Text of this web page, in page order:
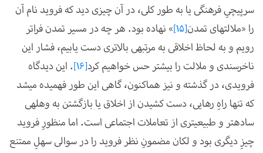
سرپیچیِ فرهنگی یا به طور کلی، در آن چیزی دید که فروید نام آن
را «ملالت­های تمدن[15]» نهاده بود. هر چه در مسیر تمدن فراتر
رویم و به لحاظ اخلاقی به مرتبه­ی بالاتری دست یابیم، فشار این
ناخرسندی و ملالت را بیش­تر حس خواهیم کرد[16]. این دیدگاه
فرویدی، در گذشته و نیز هم­اکنون، گاهی این طور فهمیده می­شد
که تنها راهِ رهایی، دست کشیدن از اخلاق یا بازگشتن به وهله­ی
ساده­تر و طبیعی­تری از تعاملات اجتماعی است. اما منظورِ فروید
چیزِ دیگری بود و لکان مضمونِ نظر فروید را در سوالی سهلِ ممتنع